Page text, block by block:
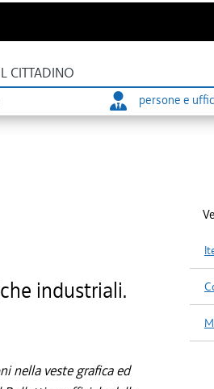
CITTADINO
persone e
industriali.
nella veste grafica ed